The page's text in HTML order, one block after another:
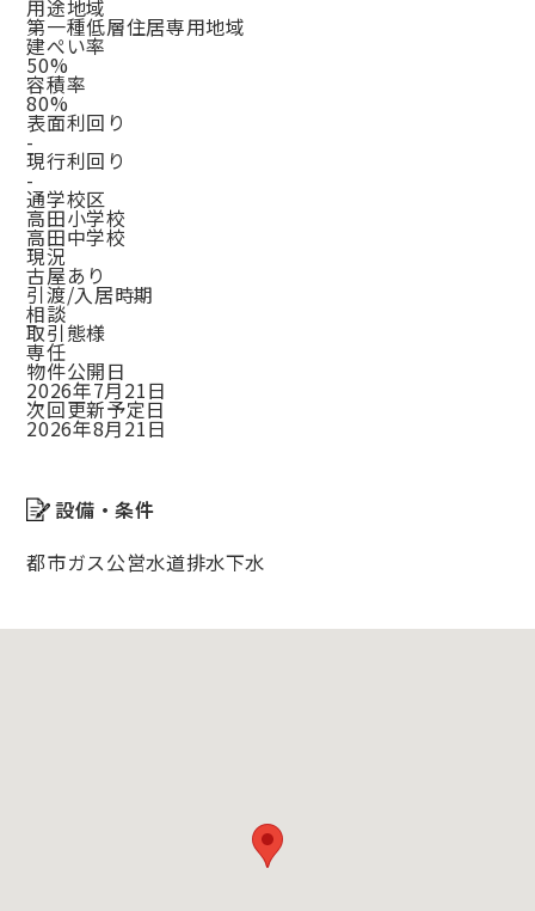
用途地域
第一種低層住居専用地域
建ぺい率
50%
容積率
80%
表面利回り
-
現行利回り
-
通学校区
高田小学校
高田中学校
現況
古屋あり
引渡/入居時期
相談
取引態様
専任
物件公開日
2026年7月21日
次回更新予定日
2026年8月21日
設備・条件
都市ガス公営水道排水下水